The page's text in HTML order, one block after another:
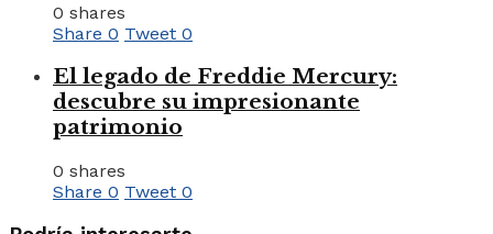
0 shares
Share 0 Tweet 0
El legado de Freddie Mercury:
descubre su impresionante
patrimonio
0 shares
Share 0 Tweet 0